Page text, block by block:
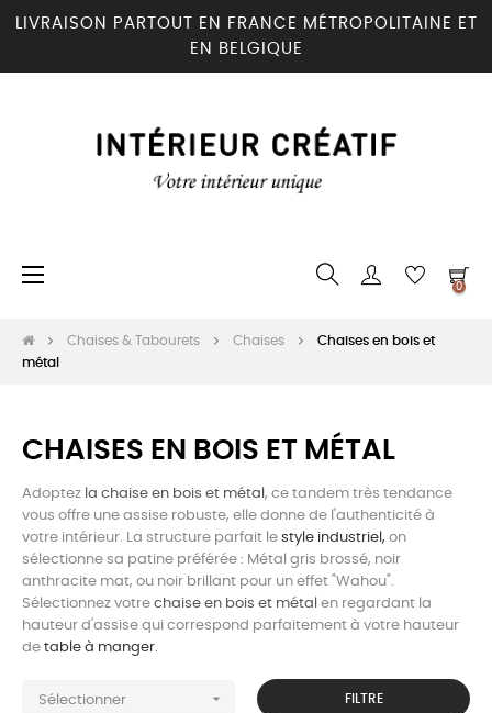
LIVRAISON PARTOUT EN FRANCE MÉTROPOLITAINE ET
EN BELGIQUE
Basculer
☰
0
Chaises & Tabourets Chaises
Chaises en bois et
métal
CHAISES EN BOIS ET MÉTAL
Adoptez la chaise en bois et métal , ce tandem très tendance
vous offre une assise robuste, elle donne de l'authenticité à
votre intérieur. La structure parfait le style industriel, on
sélectionne sa patine préférée : Métal gris brossé, noir
anthracite mat, ou noir brillant pour un effet "Wahou".
Sélectionnez votre chaise en bois et métal en regardant la
hauteur d'assise qui correspond parfaitement à votre hauteur
de table à manger.
Sélectionner  FILTRE